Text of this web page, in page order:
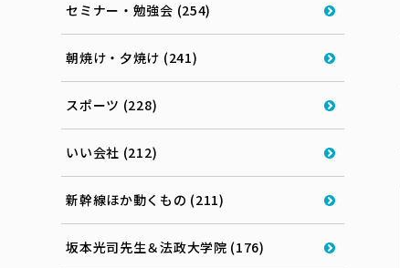
セミナー・勉強会 (254)
朝焼け・夕焼け (241)
スポーツ (228)
いい会社 (212)
新幹線ほか動くもの (211)
坂本光司先生＆法政大学院 (176)